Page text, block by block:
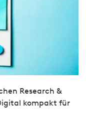
Research &
kompakt für